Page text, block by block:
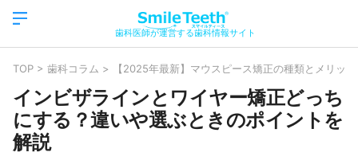
歯科医師が運営する歯科情報サイト
TOP > 歯科コラム > 【2025年最新】マウスピース矯正の種類とメリッ
インビザラインとワイヤー矯正どっち
にする？違いや選ぶときのポイントを
解説